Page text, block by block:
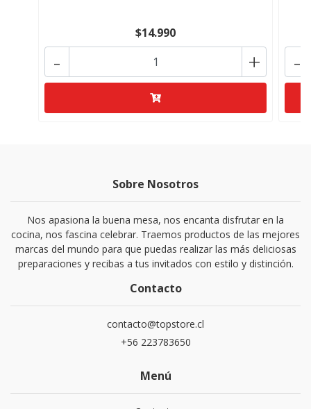
$14.990
+
- -
Sobre Nosotros
Nos apasiona la buena mesa, nos encanta disfrutar en la
cocina, nos fascina celebrar. Traemos productos de las mejores
marcas del mundo para que puedas realizar las más deliciosas
preparaciones y recibas a tus invitados con estilo y distinción.
Contacto
contacto@topstore.cl
+56 223783650
Menú